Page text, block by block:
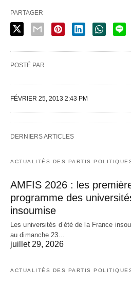
PARTAGER
POSTÉ PAR
FÉVRIER 25, 2013 2:43 PM
DERNIERS ARTICLES
ACTUALITÉS DES PARTIS
AMFIS 2026 : les
programme des
insoumise
Les universités d’été de la France
au dimanche 23…
juillet 29, 2026
ACTUALITÉS DES PARTIS